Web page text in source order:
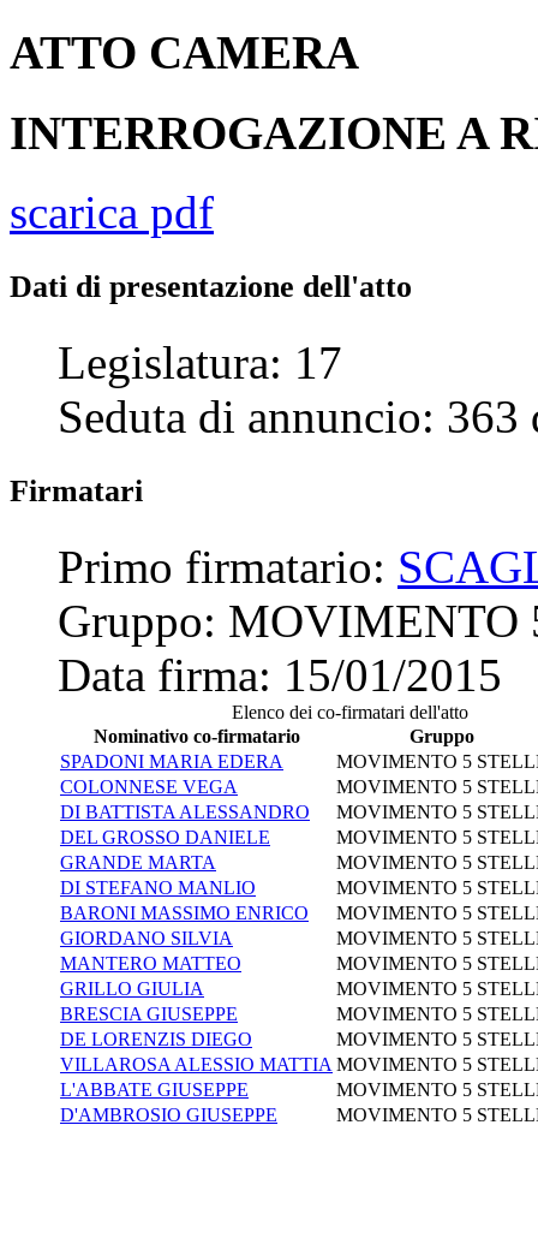
ATTO CAMERA
INTERROGAZIONE A
scarica pdf
Dati di presentazione dell'atto
Legislatura: 17
Seduta di annuncio: 363
Firmatari
Primo firmatario:
Gruppo: MOVIMENTO
Data firma: 15/01/2015
Elenco dei co-firmatari dell'atto
Nominativo co-firmatario
Gruppo
SPADONI MARIA EDERA
MOVIMENTO 5
COLONNESE VEGA
MOVIMENTO 5
DI BATTISTA ALESSANDRO
MOVIMENTO 5
DEL GROSSO DANIELE
MOVIMENTO 5
GRANDE MARTA
MOVIMENTO 5
DI STEFANO MANLIO
MOVIMENTO 5
BARONI MASSIMO ENRICO
MOVIMENTO 5
GIORDANO SILVIA
MOVIMENTO 5
MANTERO MATTEO
MOVIMENTO 5
GRILLO GIULIA
MOVIMENTO 5
BRESCIA GIUSEPPE
MOVIMENTO 5
DE LORENZIS DIEGO
MOVIMENTO 5
VILLAROSA ALESSIO MATTIA MOVIMENTO 5
L'ABBATE GIUSEPPE
MOVIMENTO 5
D'AMBROSIO GIUSEPPE
MOVIMENTO 5